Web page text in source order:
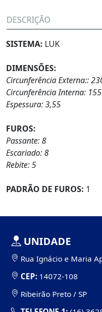
DESCRIÇÃO
SISTEMA: LUK
DIMENSÕES:
Circunferência Externa::
Circunferência Interna: 155
Espessura: 3,55
FUROS:
Passante: 8
Escariado: 8
Rebite: 5
PADRÃO DE FUROS: 1
UNIDADE
Rua Ignácio e Maria
CEP: 14072-108
Ribeirão Preto / SP